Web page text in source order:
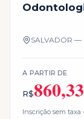
SALVADOR —
A PARTIR DE
R$860,33
Inscrição sem